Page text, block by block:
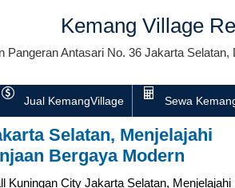
Kemang Village
Pangeran Antasari No. 36 Jakarta
Jual KemangVillage Sewa
Selatan, Menjelajahi
Bergaya Modern
Kuningan City Jakarta Selatan, Menjelajahi